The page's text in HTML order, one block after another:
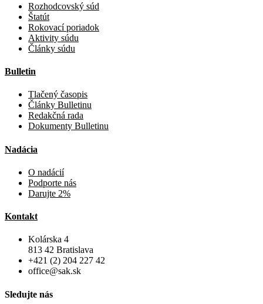
Rozhodcovský súd
Štatút
Rokovací poriadok
Aktivity súdu
Články súdu
Bulletin
Tlačený časopis
Články Bulletinu
Redakčná rada
Dokumenty Bulletinu
Nadácia
O nadácií
Podporte nás
Darujte 2%
Kontakt
Kolárska 4
813 42 Bratislava
+421 (2) 204 227 42
office@sak.sk
Sledujte nás